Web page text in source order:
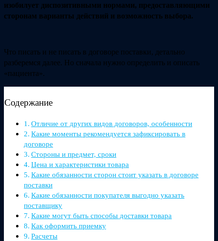
изобилует диспозитивными нормами, предоставляющими
сторонам варианты действий и возможность выбора.
Что писать и не писать в договоре поставки, детально
разберемся далее. Но сначала нужно определить и описать
«пациента».
Содержание
Отличие от других видов договоров, особенности
Какие моменты рекомендуется зафиксировать в
договоре
Стороны и предмет, сроки
Цена и характеристики товара
Какие обязанности сторон стоит указать в договоре
поставки
Какие обязанности покупателя выгодно указать
поставщику
Какие могут быть способы доставки товара
Как оформить приемку
Расчеты